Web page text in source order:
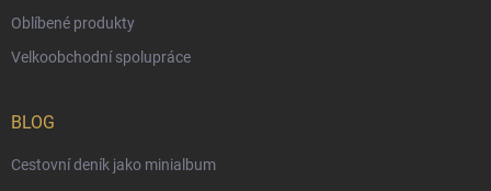
Oblíbené produkty
Velkoobchodní spolupráce
BLOG
Cestovní deník jako minialbum